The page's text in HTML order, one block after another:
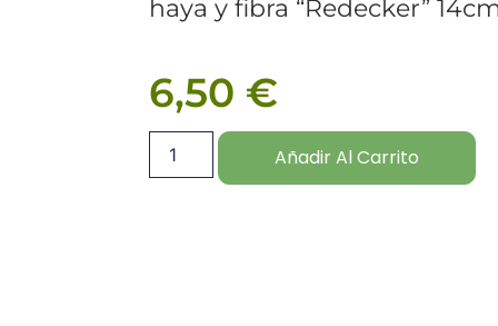
haya y fibra “Redecker”
6,50 €
Añadir Al Carrito